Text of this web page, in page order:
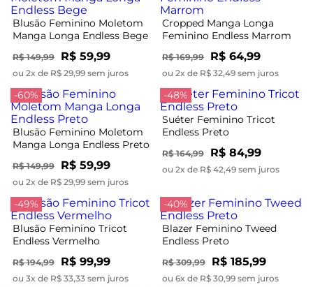
Blusão Feminino Moletom
Manga Longa Endless Bege
R$ 149,99 R$ 59,99
ou 2x de R$ 29,99 sem juros
Cropped Manga Longa
Feminino Endless Marrom
R$ 169,99 R$ 64,99
ou 2x de R$ 32,49 sem juros
-60%
Blusão Feminino Moletom
Manga Longa Endless Preto
R$ 149,99 R$ 59,99
ou 2x de R$ 29,99 sem juros
-48%
Suéter Feminino Tricot
Endless Preto
R$ 164,99 R$ 84,99
ou 2x de R$ 42,49 sem juros
-49%
Blusão Feminino Tricot
Endless Vermelho
R$ 194,99 R$ 99,99
ou 3x de R$ 33,33 sem juros
-40%
Blazer Feminino Tweed
Endless Preto
R$ 309,99 R$ 185,99
ou 6x de R$ 30,99 sem juros